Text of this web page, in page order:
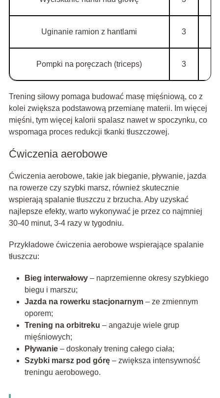
Uginanie ramion z hantlami 3
Pompki na poręczach (triceps) 3
Trening siłowy pomaga budować masę mięśniową, co z
kolei zwiększa podstawową przemianę materii. Im więcej
mięśni, tym więcej kalorii spalasz nawet w spoczynku, co
wspomaga proces redukcji tkanki tłuszczowej.
Ćwiczenia aerobowe
Ćwiczenia aerobowe, takie jak bieganie, pływanie, jazda
na rowerze czy szybki marsz, również skutecznie
wspierają spalanie tłuszczu z brzucha. Aby uzyskać
najlepsze efekty, warto wykonywać je przez co najmniej
30-40 minut, 3-4 razy w tygodniu.
Przykładowe ćwiczenia aerobowe wspierające spalanie
tłuszczu:
Bieg interwałowy– naprzemienne okresy szybkiego
biegu i marszu;
Jazda na rowerku stacjonarnym– ze zmiennym
oporem;
Trening na orbitreku – angażuje wiele grup
mięśniowych;
Pływanie– doskonały trening całego ciała;
Szybki marsz pod górę– zwiększa intensywność
treningu aerobowego.